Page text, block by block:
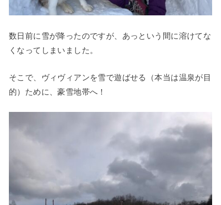
数日前に雪が降ったのですが、あっという間に溶けてな
くなってしまいました。
そこで、ヴィヴィアンを雪で遊ばせる（本当は温泉が目
的）ために、豪雪地帯へ！